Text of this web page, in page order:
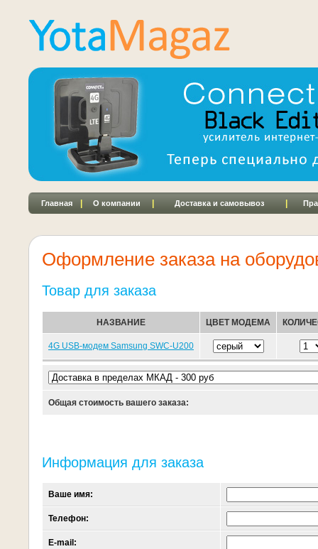
Главная О компании Доставка и самовывоз
Оформление заказа на
Товар для заказа
НАЗВАНИЕ ЦВЕТ МОДЕМА
4G USB-модем Samsung SWC-U200
Общая стоимость вашего заказа:
Информация для заказа
Ваше имя:
Телефон:
E-mail: